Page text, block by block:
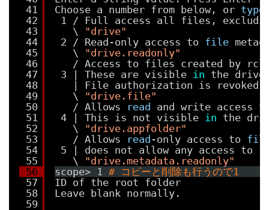
41
42
43
44
45
46
47
48
49
50
51
52
53
54
55
56
57
58
59
Choose a number from below, or type
1 / Full access all files,
\
"drive"
2 / Read-only access to file
\
"drive.readonly"
/ Access to files created by
3 | These are visible in the drive
| File authorization is revoked
\
"drive.file"
/ Allows
read
and write access
4 | This is not visible in the
\
"drive.appfolder"
/ Allows
read -only access to
5 | does not allow any access to
\
"drive.metadata.readonly"
scope> 1 # コピーと削除も行うので1
ID of the root folder
Leave blank normally.